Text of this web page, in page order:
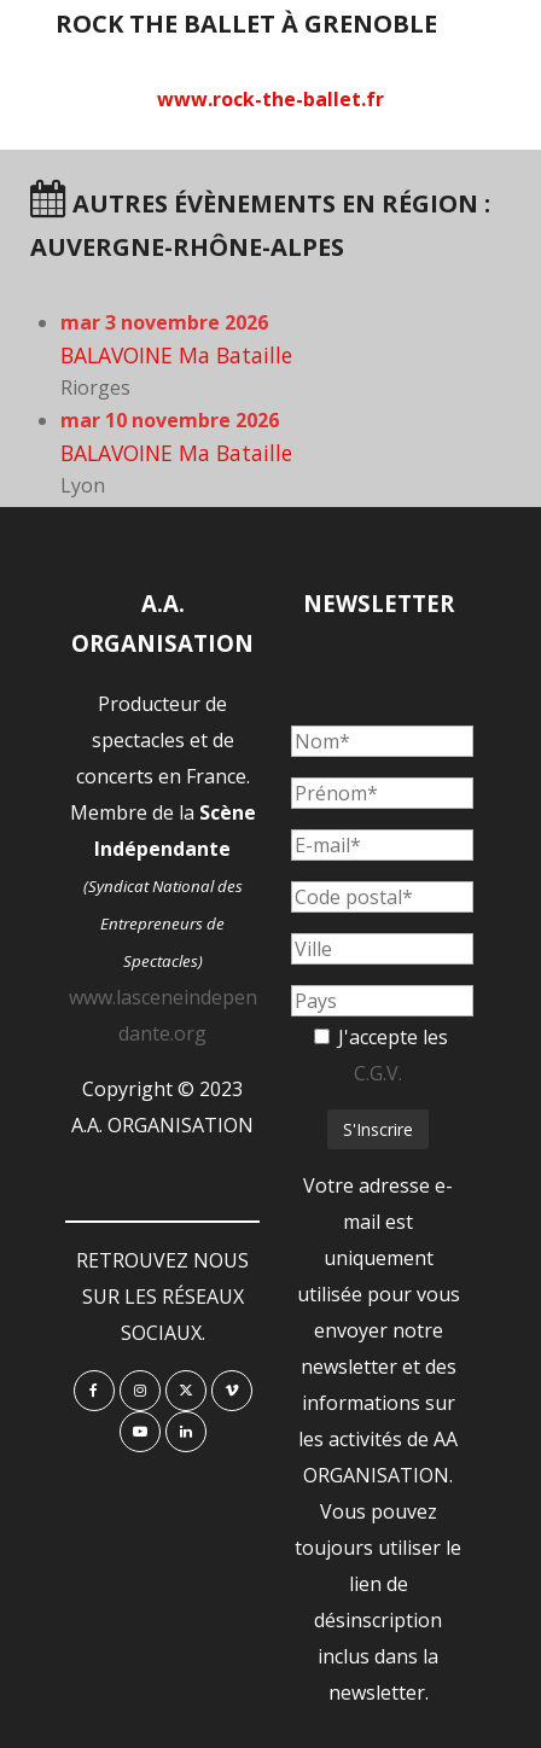
ROCK THE BALLET À GRENOBLE
www.rock-the-ballet.fr
AUTRES ÉVÈNEMENTS EN RÉGION :
AUVERGNE-RHÔNE-ALPES
mar 3 novembre 2026
BALAVOINE Ma Bataille
Riorges
mar 10 novembre 2026
BALAVOINE Ma Bataille
Lyon
A.A.
ORGANISATION
Producteur de
spectacles et de
concerts en France.
Membre de la Scène
Indépendante
(Syndicat National des
Entrepreneurs de
Spectacles)
www.lasceneindepen
dante.org
Copyright © 2023
A.A. ORGANISATION
RETROUVEZ NOUS
SUR LES RÉSEAUX
SOCIAUX.
NEWSLETTER
J'accepte les
C.G.V.
Votre adresse e-
mail est
uniquement
utilisée pour vous
envoyer notre
newsletter et des
informations sur
les activités de AA
ORGANISATION.
Vous pouvez
toujours utiliser le
lien de
désinscription
inclus dans la
newsletter.